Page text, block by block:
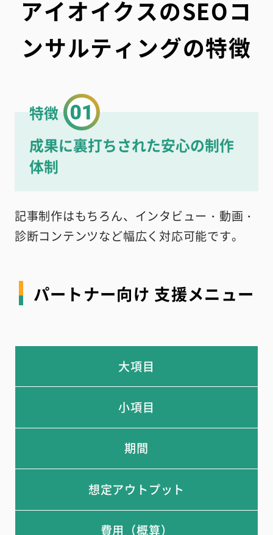
アイオイクスのSEOコ
ンサルティングの特徴
特徴 01
成果に裏打ちされた安心の制作
体制
記事制作はもちろん、インタビュー・動画・
診断コンテンツなど幅広く対応可能です。
パートナー向け 支援メニュー
大項目
小項目
期間
想定アウトプット
費用（概算）